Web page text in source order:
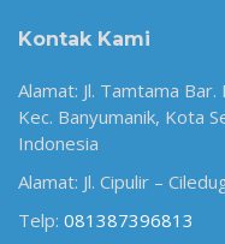
Kontak Kami
Alamat: Jl. Tamtama
Kec. Banyumanik, Kota
Indonesia
Alamat: Jl. Cipulir –
Telp: 081387396813